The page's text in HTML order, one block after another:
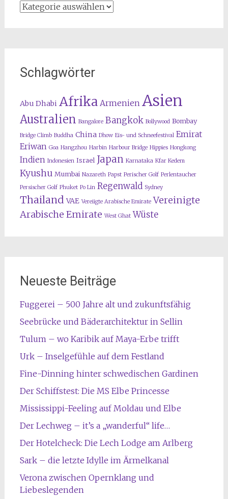
Kategorien
Schlagwörter
Abu Dhabi Afrika Armenien Asien
Australien Bangalore Bangkok Bollywood Bombay
Bridge Climb Buddha China Dhow Eis- und Schneefestival Emirat
Eriwan Goa Hangzhou Harbin Harbour Bridge Hippies Hongkong
Indien Indonesien Israel Japan Karnataka Kfar Kedem
Kyushu Mumbai Nazareth Papst Perischer Golf Perlentaucher
Persischer Golf Phuket Po Lin Regenwald Sydney
Thailand VAE Vereiigte Arabische Emirate Vereinigte
Arabische Emirate West Ghat Wüste
Neueste Beiträge
Fuggerei – 500 Jahre alt und zukunftsfähig
Seebrücke und Bäderarchitektur in Sellin
Tulum – wo Karibik auf Maya-Erbe trifft
Urk – Inselgefühle auf dem Festland
Fine-Dinning hinter schwedischen Gardinen
Der Schiffstest: Die MS Elbe Princesse
Mississippi-Feeling auf Moldau und Elbe
Der Lechweg – it’s a „wanderful“ life…
Der Hotelcheck: Die Lech Lodge am Arlberg
Sark – die letzte Idylle im Ärmelkanal
Verona zwischen Opernklang und
Liebeslegenden